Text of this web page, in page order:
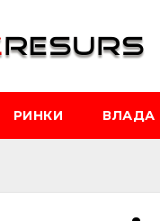
РИНКИ ВЛАДА